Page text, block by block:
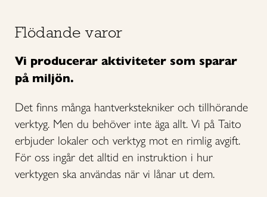
Flödande varor
Vi producerar aktiviteter som sparar
på miljön.
Det finns många hantverkstekniker och tillhörande
verktyg. Men du behöver inte äga allt. Vi på Taito
erbjuder lokaler och verktyg mot en rimlig avgift.
För oss ingår det alltid en instruktion i hur
verktygen ska användas när vi lånar ut dem.